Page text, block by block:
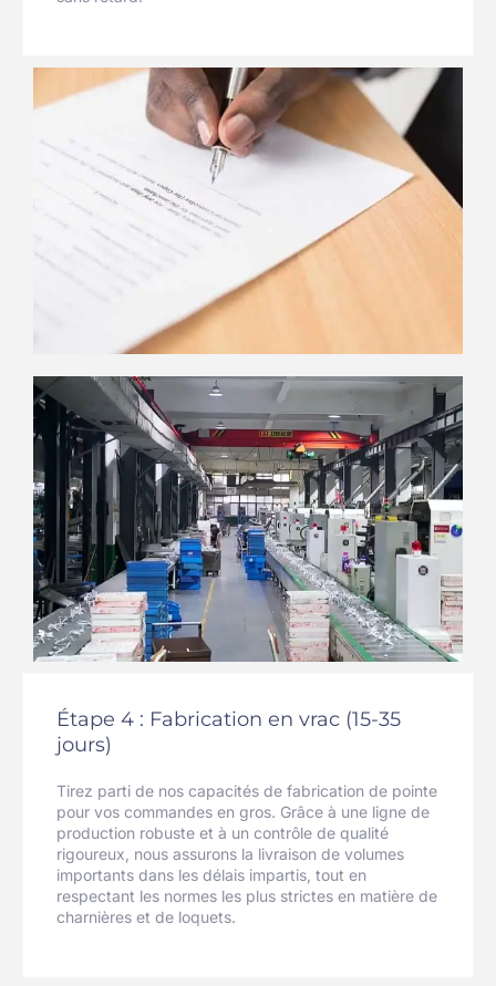
Étape 4 : Fabrication en vrac (15-35
jours)
Tirez parti de nos capacités de fabrication de pointe
pour vos commandes en gros. Grâce à une ligne de
production robuste et à un contrôle de qualité
rigoureux, nous assurons la livraison de volumes
importants dans les délais impartis, tout en
respectant les normes les plus strictes en matière de
charnières et de loquets.